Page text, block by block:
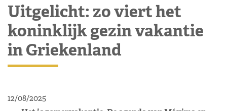
Uitgelicht: zo viert het
koninklijk gezin vakantie
in Griekenland
12/08/2025